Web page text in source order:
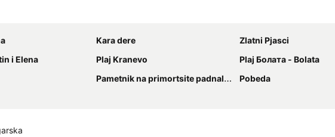
Kara dere
Zlatni Pjasci
i Elena Plaj Kranevo
Plaj Болата - Bolata
Pametnik na primortsite padnali v Srabsko-balgarskata voyna
Pobeda